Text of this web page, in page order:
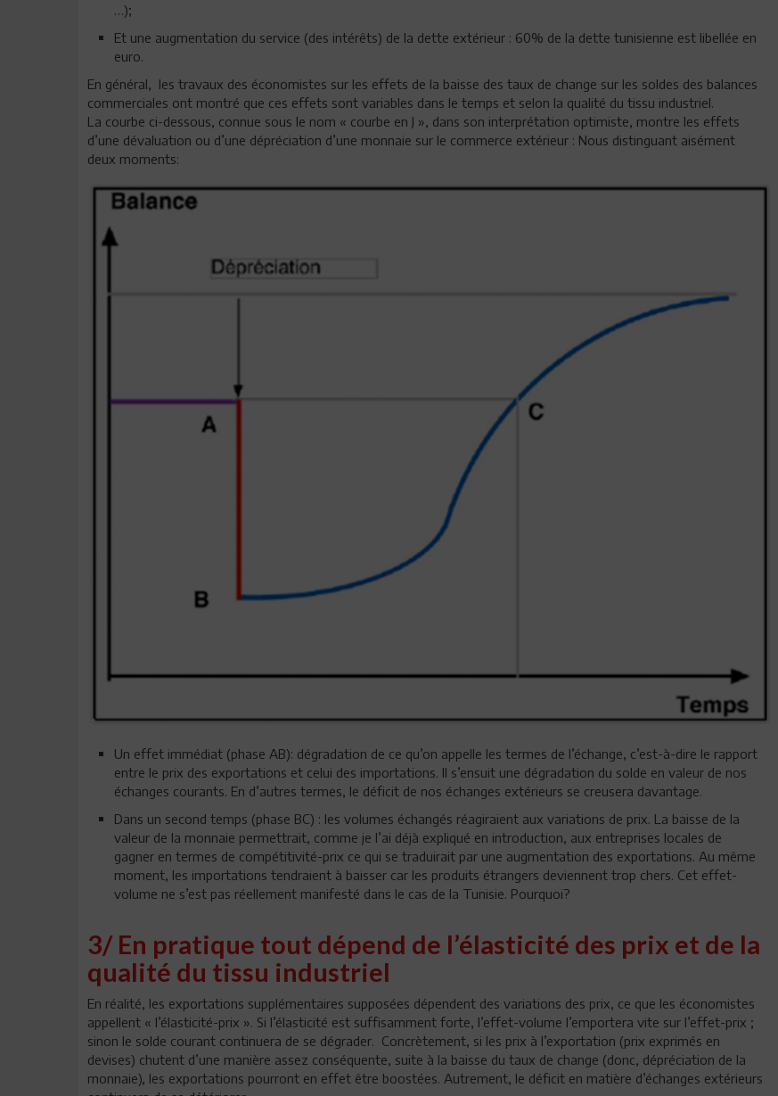
…);
Et une augmentation du service (des intérêts) de la dette extérieur : 60% de la dette tunisienne est libellée en
euro.
En général, les travaux des économistes sur les effets de la baisse des taux de change sur les soldes des balances
commerciales ont montré que ces effets sont variables dans le temps et selon la qualité du tissu industriel.
La courbe ci-dessous, connue sous le nom « courbe en J », dans son interprétation optimiste, montre les effets
d’une dévaluation ou d’une dépréciation d’une monnaie sur le commerce extérieur : Nous distinguant aisément
deux moments:
Un effet immédiat (phase AB): dégradation de ce qu’on appelle les termes de l’échange, c’est-à-dire le rapport
entre le prix des exportations et celui des importations. Il s’ensuit une dégradation du solde en valeur de nos
échanges courants. En d’autres termes, le déficit de nos échanges extérieurs se creusera davantage.
Dans un second temps (phase BC) : les volumes échangés réagiraient aux variations de prix. La baisse de la
valeur de la monnaie permettrait, comme je l’ai déjà expliqué en introduction, aux entreprises locales de
gagner en termes de compétitivité-prix ce qui se traduirait par une augmentation des exportations. Au même
moment, les importations tendraient à baisser car les produits étrangers deviennent trop chers. Cet effet-
volume ne s’est pas réellement manifesté dans le cas de la Tunisie. Pourquoi?
3/ En pratique tout dépend de l’élasticité des prix et de la
qualité du tissu industriel
En réalité, les exportations supplémentaires supposées dépendent des variations des prix, ce que les économistes
appellent « l’élasticité-prix ». Si l’élasticité est suffisamment forte, l’effet-volume l’emportera vite sur l’effet-prix ;
sinon le solde courant continuera de se dégrader. Concrètement, si les prix à l’exportation (prix exprimés en
devises) chutent d’une manière assez conséquente, suite à la baisse du taux de change (donc, dépréciation de la
monnaie), les exportations pourront en effet être boostées. Autrement, le déficit en matière d’échanges extérieurs